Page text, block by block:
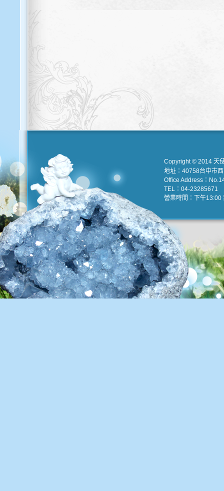
Copyright © 2014 天
地址：40758台中市
Office Address：
TEL：04-23285671
營業時間：下午13:00